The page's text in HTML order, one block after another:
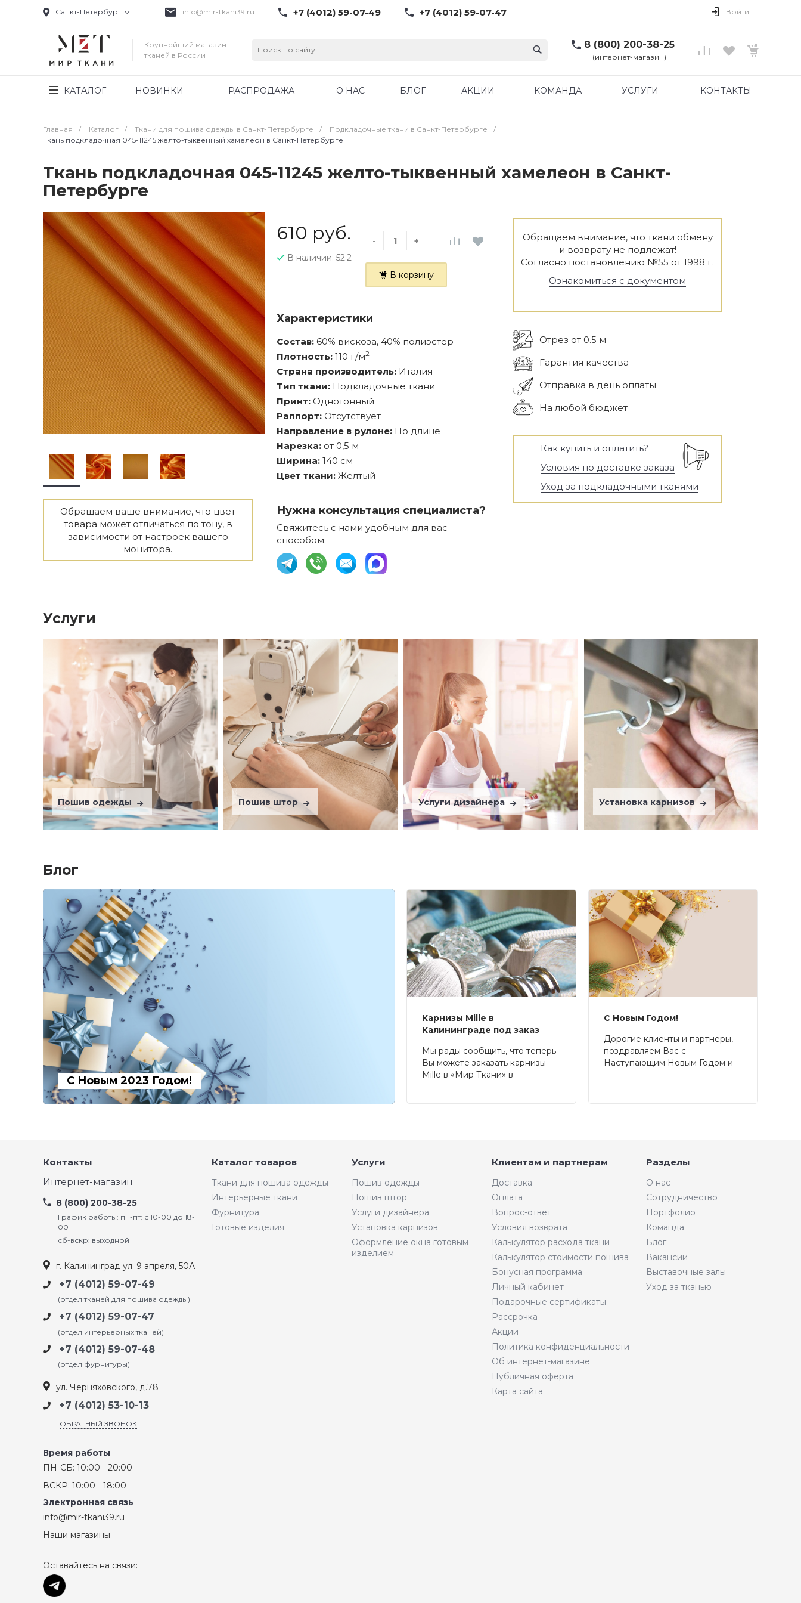
Санкт-Петербург info@mir-tkani39.ru +7 (4012) 59-07-49 +7 (4012) 59-07-47 Войти
Крупнейший магазин
тканей в России
8 (800) 200-38-25
(интернет-магазин)
КАТАЛОГ НОВИНКИ РАСПРОДАЖА О НАС БЛОГ АКЦИИ КОМАНДА УСЛУГИ КОНТАКТЫ
Главная / Каталог / Ткани для пошива одежды в Санкт-Петербурге / Подкладочные ткани в Санкт-Петербурге
/
Ткань подкладочная 045-11245 желто-тыквенный хамелеон в Санкт-Петербурге
Ткань подкладочная 045-11245 желто-тыквенный хамелеон в Санкт-
Петербурге
Обращаем ваше внимание, что цвет
товара может отличаться по тону, в
зависимости от настроек вашего
монитора.
610 руб.
В наличии: 52.2
- +
В корзину
Характеристики
Состав: 60% вискоза, 40% полиэстер
Плотность: 110 г/м2
Страна производитель: Италия
Тип ткани: Подкладочные ткани
Принт: Однотонный
Раппорт: Отсутствует
Направление в рулоне: По длине
Нарезка: от 0,5 м
Ширина: 140 см
Цвет ткани: Желтый
Нужна консультация специалиста?
Свяжитесь с нами удобным для вас
способом:
Обращаем внимание, что ткани обмену
и возврату не подлежат!
Согласно постановлению №55 от 1998 г.
Ознакомиться с документом
Отрез от 0.5 м
Гарантия качества
Отправка в день оплаты
На любой бюджет
Как купить и оплатить?
Условия по доставке заказа
Уход за подкладочными тканями
Услуги
Пошив одежды Пошив штор Услуги дизайнера Установка карнизов
Блог
С Новым 2023 Годом!
Карнизы Mille в
Калининграде под заказ
Мы рады сообщить, что теперь
Вы можете заказать карнизы
Mille в «Мир Ткани» в
С Новым Годом!
Дорогие клиенты и партнеры,
поздравляем Вас с
Наступающим Новым Годом и
Контакты
Интернет-магазин
8 (800) 200-38-25
График работы: пн-пт: с 10-00 до 18-
00
сб-вскр: выходной
г. Калининград ул. 9 апреля, 50А
+7 (4012) 59-07-49
(отдел тканей для пошива одежды)
+7 (4012) 59-07-47
(отдел интерьерных тканей)
+7 (4012) 59-07-48
(отдел фурнитуры)
ул. Черняховского, д.78
+7 (4012) 53-10-13
ОБРАТНЫЙ ЗВОНОК
Время работы
ПН-СБ: 10:00 - 20:00
ВСКР: 10:00 - 18:00
Электронная связь
info@mir-tkani39.ru
Наши магазины
Оставайтесь на связи:
Каталог товаров
Ткани для пошива одежды
Интерьерные ткани
Фурнитура
Готовые изделия
Услуги
Пошив одежды
Пошив штор
Услуги дизайнера
Установка карнизов
Оформление окна готовым
изделием
Клиентам и партнерам
Доставка
Оплата
Вопрос-ответ
Условия возврата
Калькулятор расхода ткани
Калькулятор стоимости пошива
Бонусная программа
Личный кабинет
Подарочные сертификаты
Рассрочка
Акции
Политика конфиденциальности
Об интернет-магазине
Публичная оферта
Карта сайта
Разделы
О нас
Сотрудничество
Портфолио
Команда
Блог
Вакансии
Выставочные залы
Уход за тканью